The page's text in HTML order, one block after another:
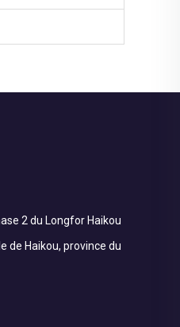
2 du Longfor Haikou
de Haikou, province du